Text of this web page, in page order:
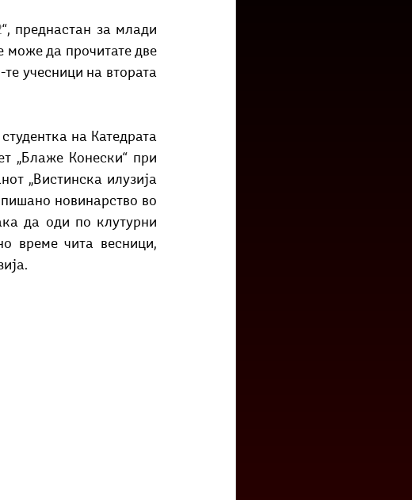
“, преднастан за млади
може да прочитате две
учесници на втората
на Катедрата
„Блаже Конески“ при
„Вистинска илузија
новинарство во
да оди по клутурни
време чита весници,